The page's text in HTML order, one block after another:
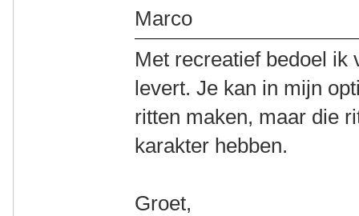
Marco
Met recreatief bedoel ik
levert. Je kan in mijn
ritten maken, maar die
karakter hebben.
Groet,